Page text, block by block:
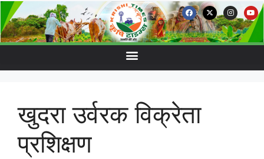
खुदरा उर्वरक विक्रेता
प्रशिक्षण